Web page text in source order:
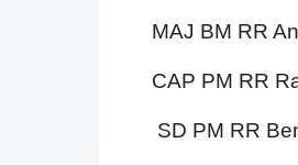
MAJ BM RR
CAP PM RR
SD PM RR